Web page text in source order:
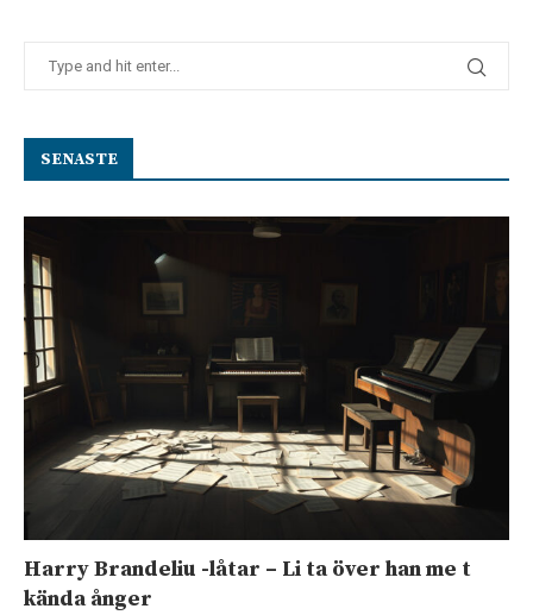
SENASTE
Harry Brandeliu -låtar – Li ta över han me t
kända ånger